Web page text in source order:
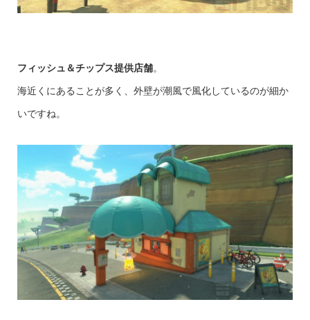
フィッシュ＆チップス提供店舗。
海近くにあることが多く、外壁が潮風で風化しているのが細か
いですね。